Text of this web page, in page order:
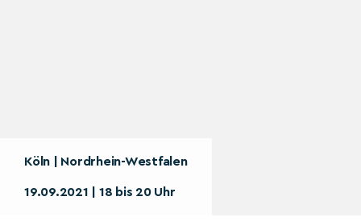
Köln | Nordrhein-Westfalen
19.09.2021 | 18 bis 20 Uhr